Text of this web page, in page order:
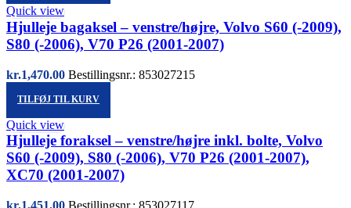
Quick view
Hjulleje bagaksel – venstre/højre, Volvo S60 (-2009),
S80 (-2006), V70 P26 (2001-2007)
kr.1,470.00 Bestillingsnr.: 853027215
TILFØJ TIL KURV
Quick view
Hjulleje foraksel – venstre/højre inkl. bolte, Volvo
S60 (-2009), S80 (-2006), V70 P26 (2001-2007),
XC70 (2001-2007)